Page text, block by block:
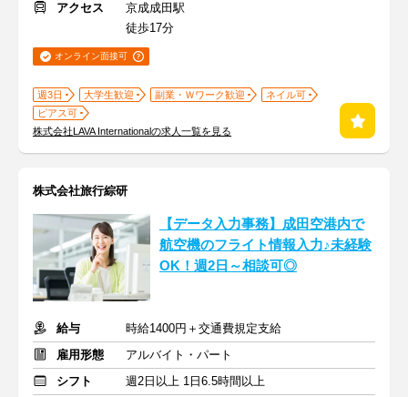
アクセス
京成成田駅
徒歩17分
オンライン面接可
週3日 大学生歓迎 副業・Ｗワーク歓迎
ネイル可
ピアス可
株式会社LAVA Internationalの求人一覧を見る
株式会社旅行綜研
【データ入力事務】成田空港内で
航空機のフライト情報入力♪未経験
OK！週2日～相談可◎
給与
時給1400円＋交通費規定支給
雇用形態
アルバイト・パート
シフト
週2日以上 1日6.5時間以上